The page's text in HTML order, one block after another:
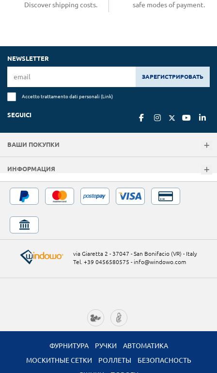
Discover shipping costs.
safe modes of payment.
NEWSLETTER
ЗАРЕГИСТРИРОВАТЬ
Accetto trattamento dati personali (Link)
SEGUICI
ВАШИ ПОКУПКИ
ИНФОРМАЦИЯ
via Giaretta 2 - 37047 - San Bonifacio (VR) - Italy
Tel. +39 0456580575 - info@windowo.com
ФУРНИТУРА РУЧКИ
АВТОМАТИКА
МОСКИТНЫЕ СЕТКИ
РОЛЛЕТЫ
БЕЗОПАСНОСТЬ